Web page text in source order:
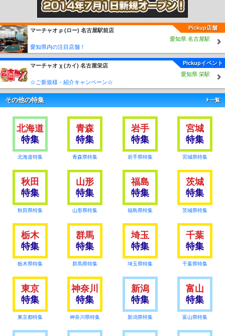
Pickup店舗
マーチャオ ρ (ロー) 名古屋駅前店
愛知県 名古屋駅
愛知県内の注目店舗！
Pickupイベント
マーチャオ χ (カイ) 名古屋栄店
愛知県 栄駅
☆ご新規様・紹介キャンペーン☆
その他の特集 一覧
北海道
特集
北海道特集
青森
特集
青森県特集
岩手
特集
岩手県特集
宮城
特集
宮城県特集
秋田
特集
秋田県特集
山形
特集
山形県特集
福島
特集
福島県特集
茨城
特集
茨城県特集
栃木
特集
栃木県特集
群馬
特集
群馬県特集
埼玉
特集
埼玉県特集
千葉
特集
千葉県特集
東京
特集
東京都特集
神奈川
特集
神奈川県特集
新潟
特集
新潟県特集
富山
特集
富山県特集